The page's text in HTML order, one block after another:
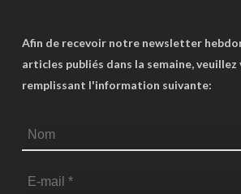
Afin de recevoir notre newsletter
articles publiés dans la semaine, veuillez
remplissant l'information suivante: